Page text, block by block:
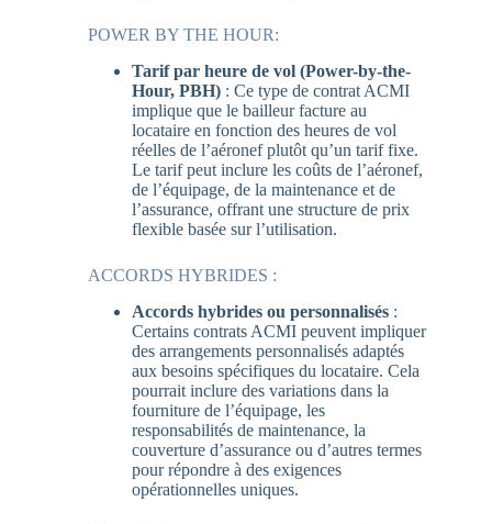
POWER BY THE HOUR:
Tarif par heure de vol (Power-by-the-
Hour, PBH) : Ce type de contrat ACMI
implique que le bailleur facture au
locataire en fonction des heures de vol
réelles de l’aéronef plutôt qu’un tarif fixe.
Le tarif peut inclure les coûts de l’aéronef,
de l’équipage, de la maintenance et de
l’assurance, offrant une structure de prix
flexible basée sur l’utilisation.
ACCORDS HYBRIDES :
Accords hybrides ou personnalisés :
Certains contrats ACMI peuvent impliquer
des arrangements personnalisés adaptés
aux besoins spécifiques du locataire. Cela
pourrait inclure des variations dans la
fourniture de l’équipage, les
responsabilités de maintenance, la
couverture d’assurance ou d’autres termes
pour répondre à des exigences
opérationnelles uniques.